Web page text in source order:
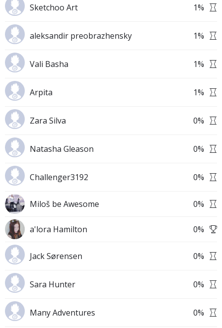
Sketchoo Art 1%
aleksandir preobrazhensky 1%
Vali Basha 1%
Arpita 1%
Zara Silva 0%
Natasha Gleason 0%
Challenger3192 0%
Miloš be Awesome 0%
a'lora Hamilton 0%
Jack Sørensen 0%
Sara Hunter 0%
Many Adventures 0%